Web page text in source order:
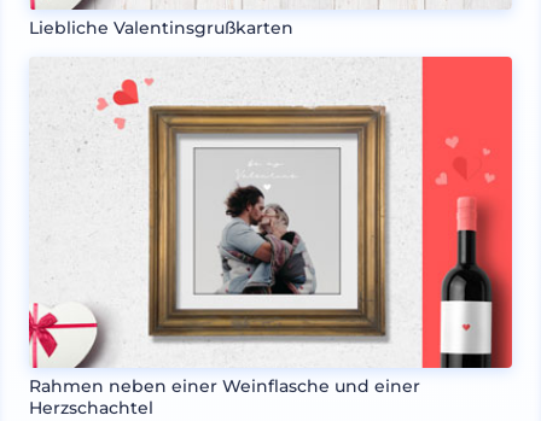
Liebliche Valentinsgrußkarten
Rahmen neben einer Weinflasche und einer
Herzschachtel